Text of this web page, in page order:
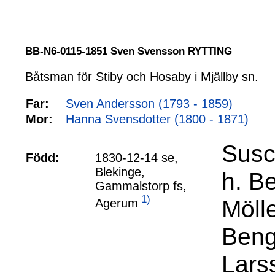
BB-N6-0115-1851 Sven Svensson RYTTING
Båtsman för Stiby och Hosaby i Mjällby sn.
Far:
Sven Andersson (1793 - 1859)
Mor:
Hanna Svensdotter (1800 - 1871)
Född:
1830-12-14 se,
Blekinge,
Gammalstorp fs,
Agerum 1)
h.